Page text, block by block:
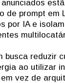
de prompt em
por IA e
busca reduzir
ao utilizar
vez de